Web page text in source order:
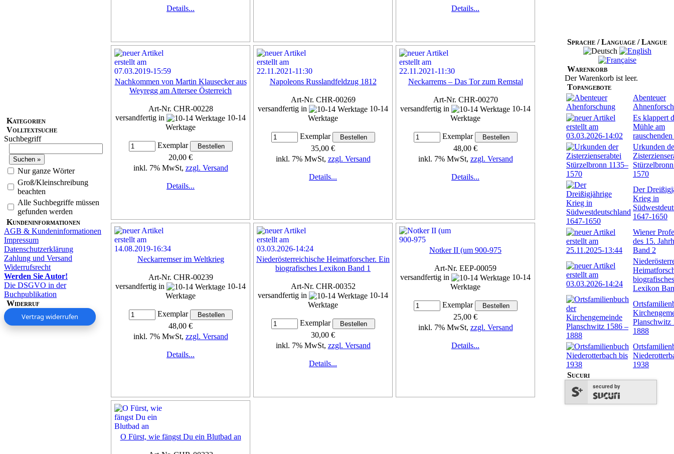
Kategorien
Volltextsuche
Suchbegriff
Nur ganze Wörter
Groß/Kleinschreibung
beachten
Alle Suchbegriffe müssen
gefunden werden
Kundeninformationen
AGB & Kundeninformationen
Impressum
Datenschutzerklärung
Zahlung und Versand
Widerrufsrecht
Werden Sie Autor!
Die DSGVO in der
Buchpublikation
Widerruf
Vertrag widerrufen
Details... Details...
Nachkommen von Martin Klausecker aus
Weyregg am Attersee Österreich
Art-Nr. CHR-00228
versandfertig in
10-14
Werktage
Exemplar
20,00 €
inkl. 7% MwSt, zzgl. Versand
Details...
Napoleons Russlandfeldzug 1812
Art-Nr. CHR-00269
versandfertig in
10-14
Werktage
Exemplar
35,00 €
inkl. 7% MwSt, zzgl. Versand
Details...
Neckarrems – Das Tor zum Remstal
Art-Nr. CHR-00270
versandfertig in
10-14
Werktage
Exemplar
48,00 €
inkl. 7% MwSt, zzgl. Versand
Details...
Neckarremser im Weltkrieg
Art-Nr. CHR-00239
versandfertig in
10-14
Werktage
Exemplar
48,00 €
inkl. 7% MwSt, zzgl. Versand
Details...
Niederösterreichische Heimatforscher. Ein
biografisches Lexikon Band 1
Art-Nr. CHR-00352
versandfertig in
10-14
Werktage
Exemplar
30,00 €
inkl. 7% MwSt, zzgl. Versand
Details...
Notker II (um 900-975
Art-Nr. EEP-00059
versandfertig in
10-14
Werktage
Exemplar
25,00 €
inkl. 7% MwSt, zzgl. Versand
Details...
O Fürst, wie fängst Du ein Blutbad an
Sprache / Language / Langue
Warenkorb
Der Warenkorb ist leer.
Topangebote
Abenteuer
Es klappert
Mühle am
Urkunden
1570
Der
Krieg in
1647-1650
Wiener
des 15.
Band 2
biografisches
Lexikon
Planschwitz
1888
1938
Sucuri
secured by